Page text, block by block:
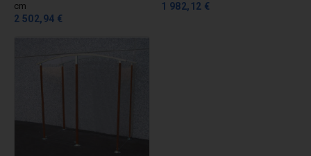
cm
2 502,94 €
1 982,12 €